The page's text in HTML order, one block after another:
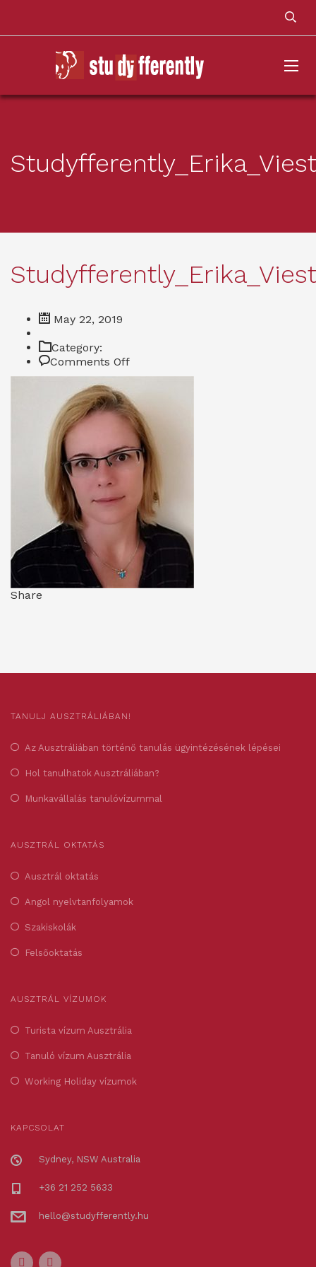
May 22, 2019
Category:
Comments Offon
Studyfferently_Erika_Viestova_
Share
TANULJ AUSZTRÁLIÁBAN!
Az Ausztráliában történő tanulás ügyintézésének lépései
Hol tanulhatok Ausztráliában?
Munkavállalás tanulóvízummal
AUSZTRÁL OKTATÁS
Ausztrál oktatás
Angol nyelvtanfolyamok
Szakiskolák
Felsőoktatás
AUSZTRÁL VÍZUMOK
Turista vízum Ausztrália
Tanuló vízum Ausztrália
Working Holiday vízumok
KAPCSOLAT
Sydney, NSW Australia
+36 21 252 5633
hello@studyfferently.hu